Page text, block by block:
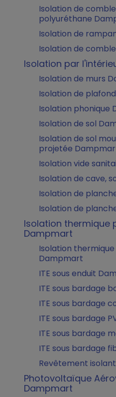
Isolation de
polyuréthane
Isolation de
Isolation de
Isolation par
Isolation de murs
Isolation de
Isolation phonique
Isolation de sol
Isolation de sol
projetée
Isolation vide
Isolation de cave,
Isolation de
Isolation de
Isolation thermique
Dampmart
Isolation
Dampmart
ITE sous enduit
ITE sous bardage
ITE sous bardage
ITE sous bardage
ITE sous bardage
ITE sous bardage
Revêtement
Photovoltaïque
Dampmart